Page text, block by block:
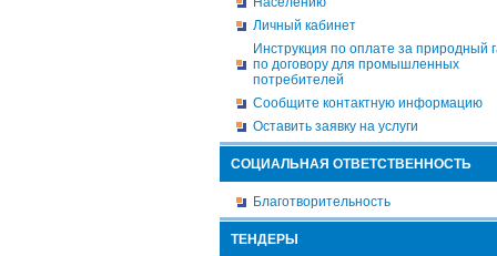
Личный кабинет
Инструкция по оплате за природный
по договору для промышленных
потребителей
Сообщите контактную информацию
Оставить заявку на услуги
СОЦИАЛЬНАЯ ОТВЕТСТВЕННОСТЬ
Благотворительность
ТЕНДЕРЫ